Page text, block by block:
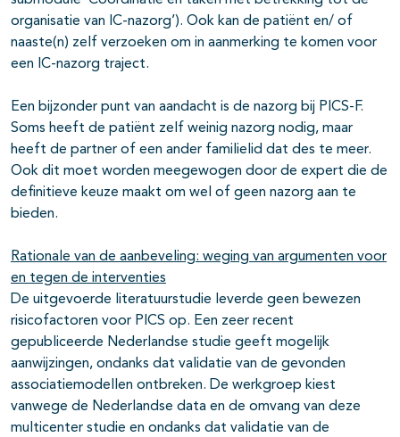
organisatie van IC-nazorg’). Ook kan de patiënt en/ of
naaste(n) zelf verzoeken om in aanmerking te komen voor
een IC-nazorg traject.
Een bijzonder punt van aandacht is de nazorg bij PICS-F.
Soms heeft de patiënt zelf weinig nazorg nodig, maar
heeft de partner of een ander familielid dat des te meer.
Ook dit moet worden meegewogen door de expert die de
definitieve keuze maakt om wel of geen nazorg aan te
bieden.
Rationale van de aanbeveling: weging van argumenten voor
en tegen de interventies
De uitgevoerde literatuurstudie leverde geen bewezen
risicofactoren voor PICS op. Een zeer recent
gepubliceerde Nederlandse studie geeft mogelijk
aanwijzingen, ondanks dat validatie van de gevonden
associatiemodellen ontbreken. De werkgroep kiest
vanwege de Nederlandse data en de omvang van deze
multicenter studie en ondanks dat validatie van de